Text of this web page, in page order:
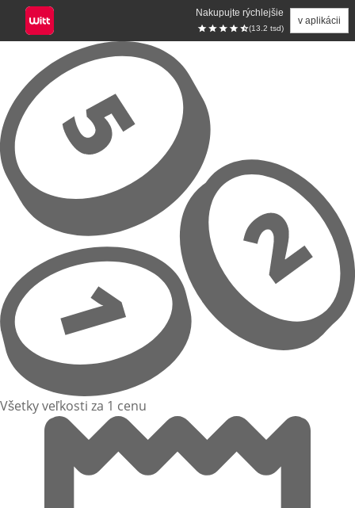
Nakupujte rýchlejšie
(13.2 tsd)
v aplikácii
Prejsť na hlavný obsah
Všetky veľkosti za 1 cenu